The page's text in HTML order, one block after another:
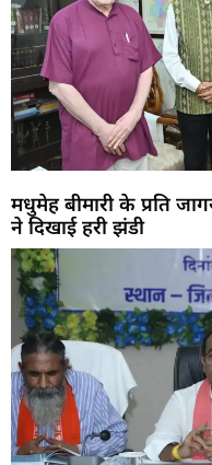
मधुमेह बीमारी के प्रति
ने दिखाई हरी झंडी